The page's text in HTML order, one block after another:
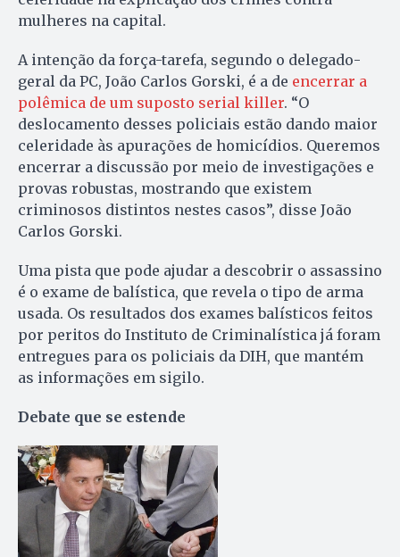
mulheres na capital.
A intenção da força-tarefa, segundo o delegado-
geral da PC, João Carlos Gorski, é a de encerrar a
polêmica de um suposto serial killer. “O
deslocamento desses policiais estão dando maior
celeridade às apurações de homicídios. Queremos
encerrar a discussão por meio de investigações e
provas robustas, mostrando que existem
criminosos distintos nestes casos”, disse João
Carlos Gorski.
Uma pista que pode ajudar a descobrir o assassino
é o exame de balística, que revela o tipo de arma
usada. Os resultados dos exames balísticos feitos
por peritos do Instituto de Criminalística já foram
entregues para os policiais da DIH, que mantém
as informações em sigilo.
Debate que se estende